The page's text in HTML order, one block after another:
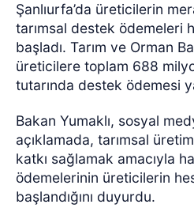
Şanlıurfa’da üreticilerin
tarımsal destek ödemeleri
başladı. Tarım ve Orman
üreticilere toplam 688
tutarında destek ödemesi
Bakan Yumaklı, sosyal
açıklamada, tarımsal
katkı sağlamak amacıyla
ödemelerinin üreticilerin
başlandığını duyurdu.